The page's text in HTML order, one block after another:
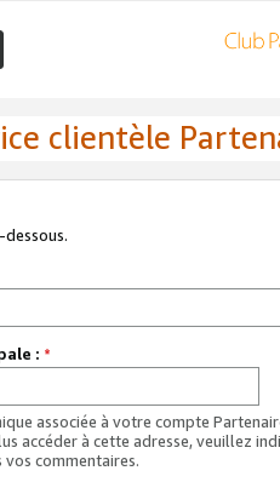
clientèle
: *
associée à votre compte
accéder à cette adresse, veuillez
commentaires.